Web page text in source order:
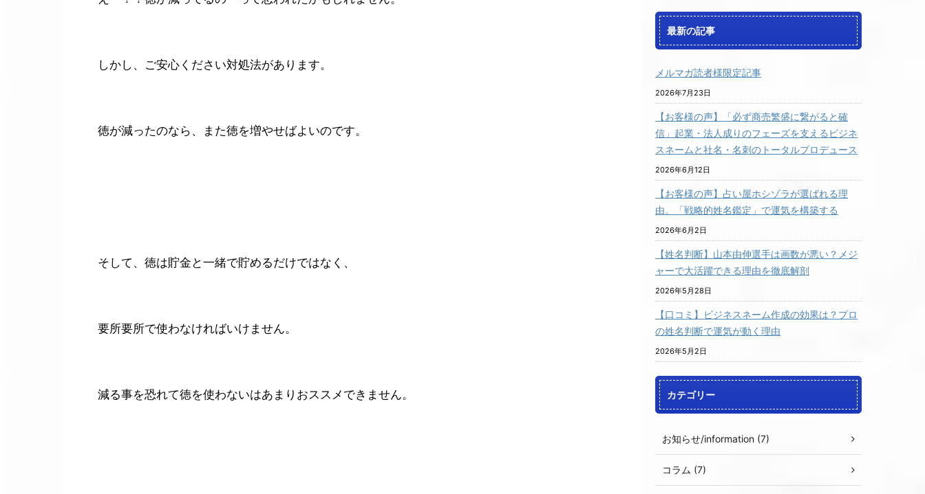
しかし、ご安心ください対処法があります。
徳が減ったのなら、また徳を増やせばよいのです。
そして、徳は貯金と一緒で貯めるだけではなく、
要所要所で使わなければいけません。
減る事を恐れて徳を使わないはあまりおススメできません。
最新の記事
メルマガ読者様限定記事
2026年7月23日
【お客様の声】「必ず商売繁盛に繋がると確
信」起業・法人成りのフェーズを支えるビジネ
スネームと社名・名刺のトータルプロデュース
2026年6月12日
【お客様の声】占い屋ホシゾラが選ばれる理
由。「戦略的姓名鑑定」で運気を構築する
2026年6月2日
【姓名判断】山本由伸選手は画数が悪い？メジ
ャーで大活躍できる理由を徹底解剖
2026年5月28日
【口コミ】ビジネスネーム作成の効果は？プロ
の姓名判断で運気が動く理由
2026年5月2日
カテゴリー
お知らせ/information (7)
コラム (7)